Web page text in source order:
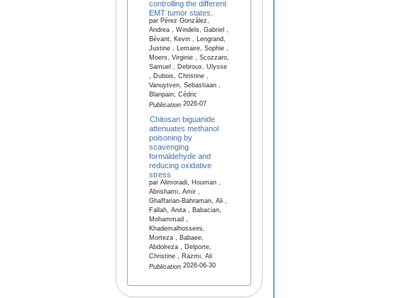
controlling the different
EMT tumor states.
par Pérez González,
Andrea , Windels, Gabriel ,
Bévant, Kevin , Lengrand,
Justine , Lemaire, Sophie ,
Moers, Virginie , Scozzaro,
Samuel , Debroux, Ulysse
, Dubois, Christine ,
Vanuytven, Sebastiaan ,
Blanpain, Cédric
Publication2026-07
Chitosan biguanide
attenuates methanol
poisoning by
scavenging
formaldehyde and
reducing oxidative
stress
par Alimoradi, Houman ,
Abrishami, Amir ,
Ghaffarian-Bahraman, Ali ,
Fallah, Anita , Babacian,
Mohammad ,
Khademalhosseini,
Morteza , Babaee,
Abdolreza , Delporte,
Christine , Razmi, Ali
Publication2026-06-30